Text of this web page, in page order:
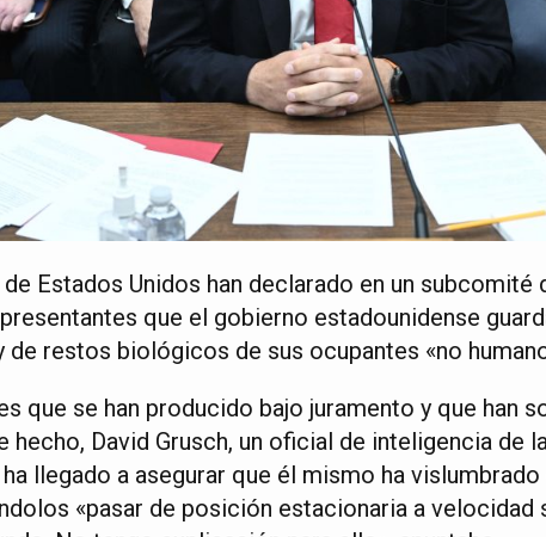
Estados Unidos han declarado en un subcomité
que el gobierno estadounidense
restos biológicos de sus ocupantes «no
que se han producido bajo juramento y que han
hecho, David Grusch, un oficial de inteligencia de
llegado a asegurar que él mismo ha
«pasar de posición estacionaria a velocidad